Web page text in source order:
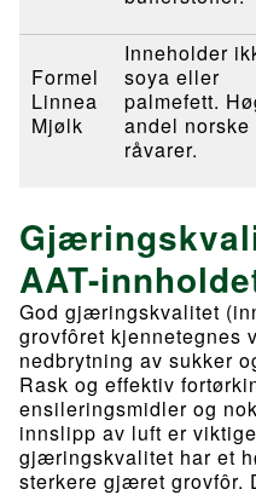
Formel
Linnea
Mjølk
Inneholder
soya eller
palmefett.
andel norske
råvarer.
AAT-
God gjæringskvalitet
grovfôret kjennetegnes
nedbrytning av sukker
Rask og effektiv
ensileringsmidler og
innslipp av luft er
gjæringskvalitet har et
sterkere gjæret grovfôr.